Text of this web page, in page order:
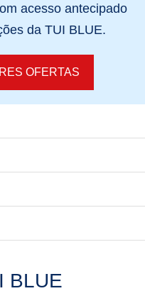
acesso antecipado
da TUI BLUE.
OFERTAS
BLUE